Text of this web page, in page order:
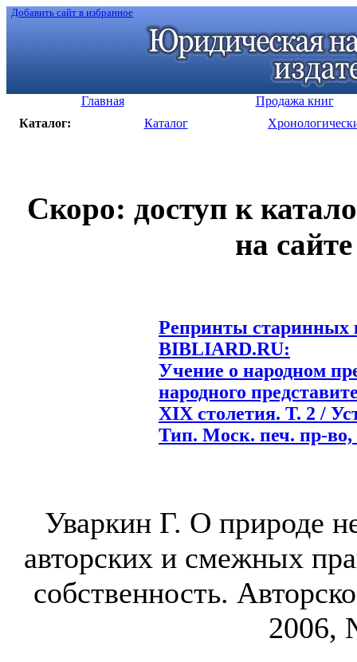
Добавить сайт в избранное
Главная
Продажа книг
Каталог:
Каталог
Скоро: доступ к
на
Репринты старинных
BIBLIARD.RU:
Учение о народном
народного
XIX столетия. Т. 2 /
Тип. Моск. печ. пр-во,
Уваркин Г. О природе
авторских и смежных
собственность.
2006,